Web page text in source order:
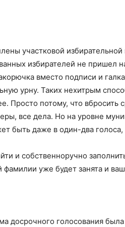
участковой
избирателей не пришел
вместо подписи и
урну. Таких нехитрым
Просто потому, что вбросить
все дела. Но на уровне
быть даже в один-два
и собственноручно
фамилии уже будет занята и
досрочного голосования